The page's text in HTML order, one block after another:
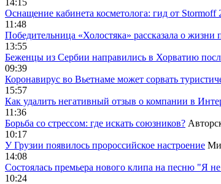
14:15
Оснащение кабинета косметолога: гид от Stormoff
11:48
Победительница «Холостяка» рассказала о жизни
13:55
Беженцы из Сербии направились в Хорватию
09:39
Коронавирус во Вьетнаме может сорвать
15:57
Как удалить негативный отзыв о компании в
11:36
Борьба со стрессом: где искать союзников?
10:17
У Грузии появилось пророссийское настроение
14:08
Cостоялась премьера нового клипа на песню "Я
10:24